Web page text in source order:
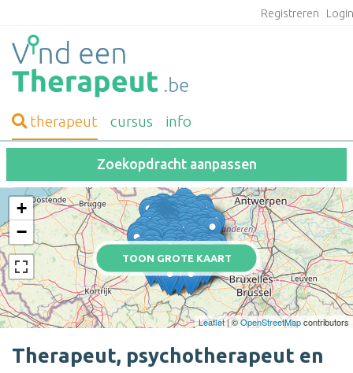
Registreren
therapeut cursus info
Zoekopdracht aanpassen
TOON GROTE KAART
+
−
Leaflet| ©OpenStreetMapcontributors
Therapeut, psychotherapeut en